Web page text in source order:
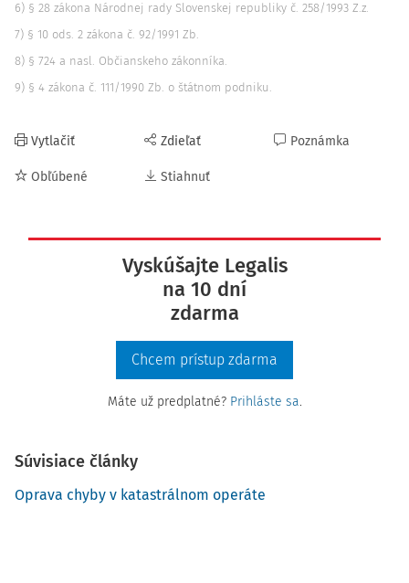
6) § 28 zákona Národnej rady Slovenskej republiky č. 258/1993 Z.z.
7) § 10 ods. 2 zákona č. 92/1991 Zb.
8) § 724 a nasl. Občianskeho zákonníka.
9) § 4 zákona č. 111/1990 Zb. o štátnom podniku.
Vytlačiť
Obľúbené
Zdieľať
Stiahnuť
Poznámka
Vyskúšajte Legalis
na 10 dní
zdarma
Chcem prístup zdarma
Máte už predplatné? Prihláste sa.
Súvisiace články
Oprava chyby v katastrálnom operáte